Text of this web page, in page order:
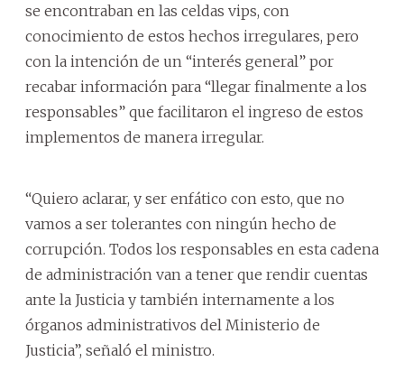
se encontraban en las celdas vips, con
conocimiento de estos hechos irregulares, pero
con la intención de un “interés general” por
recabar información para “llegar finalmente a los
responsables” que facilitaron el ingreso de estos
implementos de manera irregular.
“Quiero aclarar, y ser enfático con esto, que no
vamos a ser tolerantes con ningún hecho de
corrupción. Todos los responsables en esta cadena
de administración van a tener que rendir cuentas
ante la Justicia y también internamente a los
órganos administrativos del Ministerio de
Justicia”, señaló el ministro.